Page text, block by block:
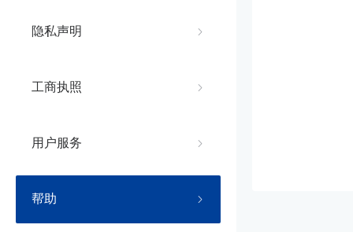
隐私声明
工商执照
用户服务
帮助